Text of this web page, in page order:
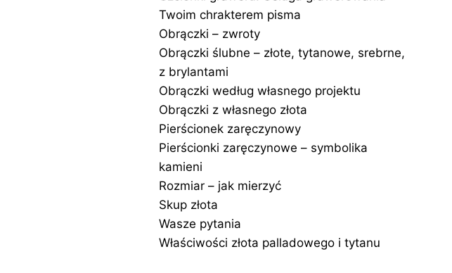
Twoim chrakterem pisma
Obrączki – zwroty
Obrączki ślubne – złote, tytanowe, srebrne,
z brylantami
Obrączki według własnego projektu
Obrączki z własnego złota
Pierścionek zaręczynowy
Pierścionki zaręczynowe – symbolika
kamieni
Rozmiar – jak mierzyć
Skup złota
Wasze pytania
Właściwości złota palladowego i tytanu